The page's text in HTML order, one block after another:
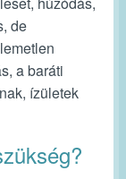
de
a baráti
ízületek